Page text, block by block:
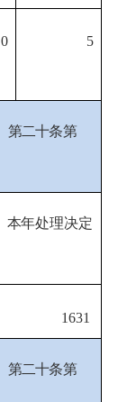
0 5
第二十条第
本年处理决定
1631
第二十条第